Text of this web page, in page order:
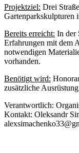
Projektziel: Drei
Gartenparkskulpturen
Bereits erreicht: In der
Erfahrungen mit dem
notwendigen
vorhanden.
Benötigt wird:
zusätzliche
Verantwortlich:
Kontakt: Oleksandr